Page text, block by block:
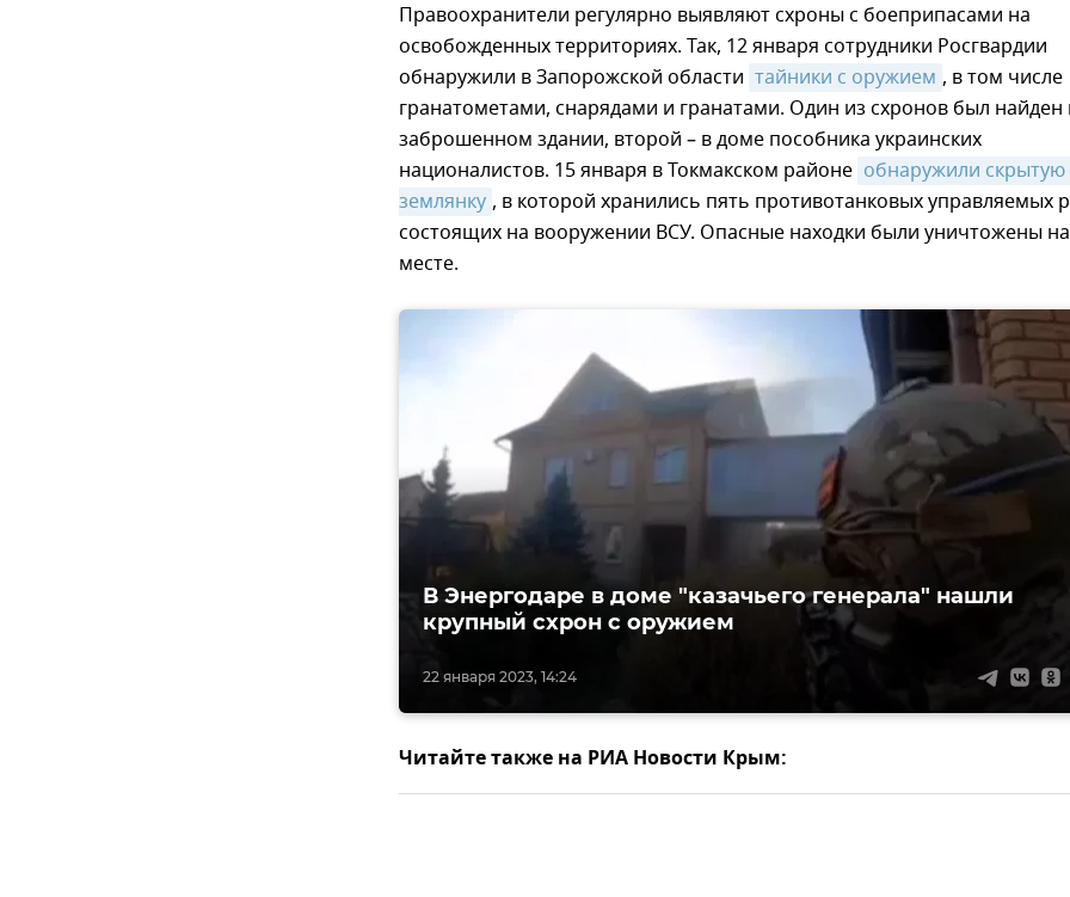
Правоохранители регулярно выявляют схроны с боеприпасами на
освобожденных территориях. Так, 12 января сотрудники Росгвардии
обнаружили в Запорожской области тайники с оружием , в том числе
гранатометами, снарядами и гранатами. Один из схронов был найден
заброшенном здании, второй – в доме пособника украинских
националистов. 15 января в Токмакском районе обнаружили скрытую
землянку , в которой хранились пять противотанковых управляемых
состоящих на вооружении ВСУ. Опасные находки были уничтожены на
месте.
22 января 2023, 14:24
В Энергодаре в доме "казачьего генерала" нашли
крупный схрон с оружием
Читайте также на РИА Новости Крым: